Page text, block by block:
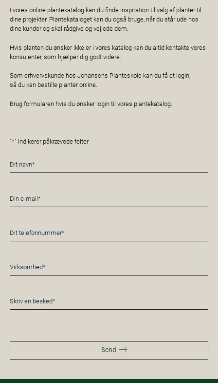
I vores online plantekatalog kan du finde inspiration til valg af planter til
dine projekter. Plantekataloget kan du også bruge, når du står ude hos
dine kunder og skal rådgive og vejlede dem.
Hvis planten du ønsker ikke er i vores katalog kan du altid kontakte vores
konsulenter, som hjælper dig godt videre.
Som erhvervskunde hos Johansens Planteskole kan du få et login,
så du kan bestille planter online.
Brug formularen hvis du ønsker login til vores plantekatalog.
"*" indikerer påkrævede felter
Navn
*
E-
mail
Telefon
*
Virksomhed*
*
Besked
*
Send